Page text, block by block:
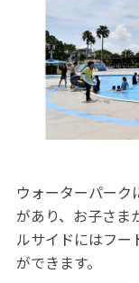
ウォーターパーク
があり、お子さま
ルサイドにはフー
ができます。